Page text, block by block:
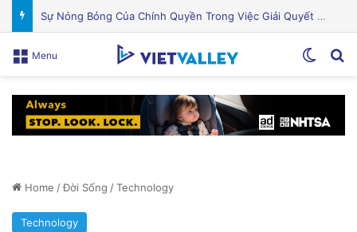
Khám Phá Máy Đào Hầm Nổ Đá Đầu Tiên Trên Thế Giới: Bước Đột Phá Trong Công Nghệ Xây Dựng
Menu
Home /Đời Sống /Technology
Technology